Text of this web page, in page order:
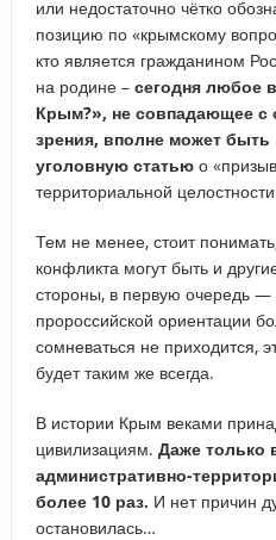
или недостаточно чётко
позицию по «крымскому
кто является гражданином
на родине – сегодня любое
Крым?», не совпадающее с
зрения, вполне может
уголовную статьюо
территориальной
Тем не менее, стоит
конфликта могут быть и
стороны, в первую очередь
пророссийской ориентации
сомневаться не приходится,
будет таким же всегда.
В истории Крым веками
цивилизациям. Даже только
административно-
более 10 раз. И нет причин
остановилась…